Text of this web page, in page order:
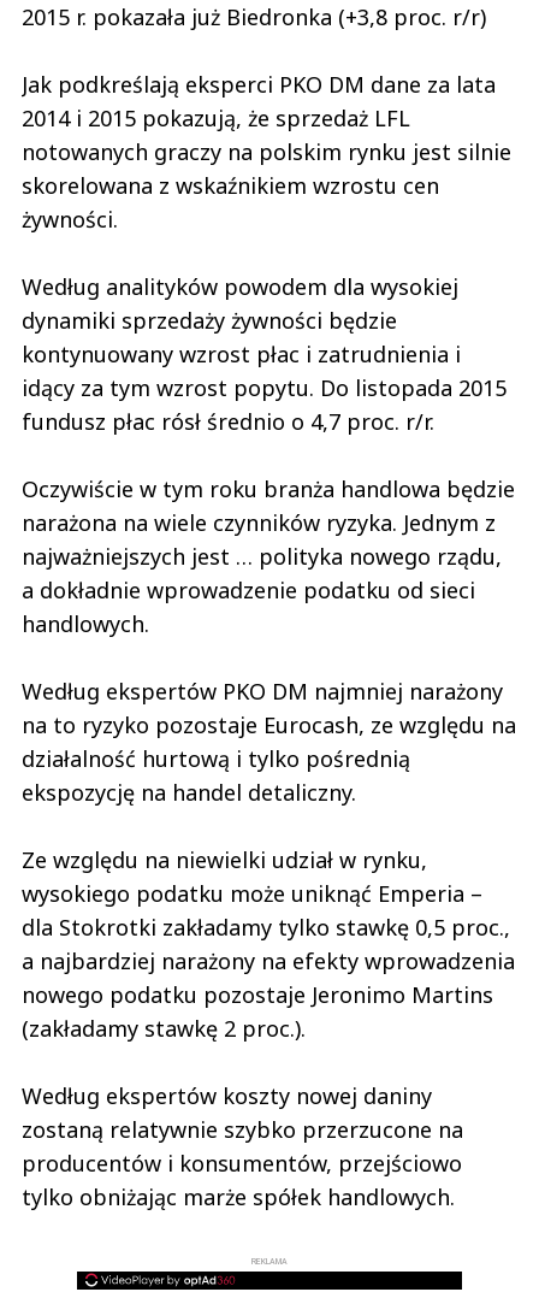
2015 r. pokazała już Biedronka (+3,8 proc. r/r)
Jak podkreślają eksperci PKO DM dane za lata
2014 i 2015 pokazują, że sprzedaż LFL
notowanych graczy na polskim rynku jest silnie
skorelowana z wskaźnikiem wzrostu cen
żywności.
Według analityków powodem dla wysokiej
dynamiki sprzedaży żywności będzie
kontynuowany wzrost płac i zatrudnienia i
idący za tym wzrost popytu. Do listopada 2015
fundusz płac rósł średnio o 4,7 proc. r/r.
Oczywiście w tym roku branża handlowa będzie
narażona na wiele czynników ryzyka. Jednym z
najważniejszych jest … polityka nowego rządu,
a dokładnie wprowadzenie podatku od sieci
handlowych.
Według ekspertów PKO DM najmniej narażony
na to ryzyko pozostaje Eurocash, ze względu na
działalność hurtową i tylko pośrednią
ekspozycję na handel detaliczny.
Ze względu na niewielki udział w rynku,
wysokiego podatku może uniknąć Emperia –
dla Stokrotki zakładamy tylko stawkę 0,5 proc.,
a najbardziej narażony na efekty wprowadzenia
nowego podatku pozostaje Jeronimo Martins
(zakładamy stawkę 2 proc.).
Według ekspertów koszty nowej daniny
zostaną relatywnie szybko przerzucone na
producentów i konsumentów, przejściowo
tylko obniżając marże spółek handlowych.
REKLAMA